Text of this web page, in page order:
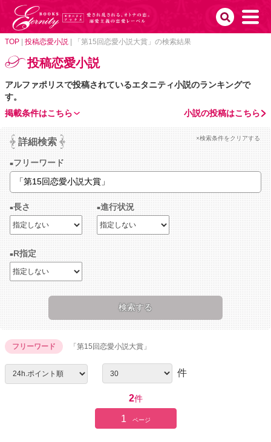
TOP 投稿恋愛小説 「第15回恋愛小説大賞」の検索結果
投稿恋愛小説
アルファポリスで投稿されているエタニティ小説のランキングで
す。
小説の投稿はこちら
掲載条件はこちら
詳細検索 ×検索条件をクリアする
フリーワード
長さ 進行状況
R指定
フリーワード 「第15回恋愛小説大賞」
件
2件
1 ページ